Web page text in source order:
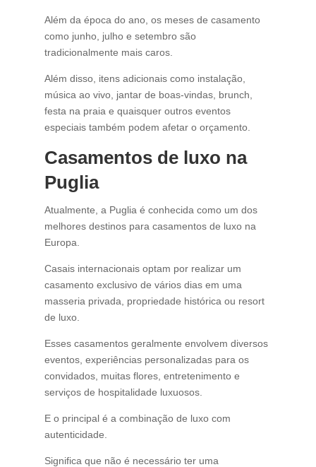
Além da época do ano, os meses de casamento
como junho, julho e setembro são
tradicionalmente mais caros.
Além disso, itens adicionais como instalação,
música ao vivo, jantar de boas-vindas, brunch,
festa na praia e quaisquer outros eventos
especiais também podem afetar o orçamento.
Casamentos de luxo na
Puglia
Atualmente, a Puglia é conhecida como um dos
melhores destinos para casamentos de luxo na
Europa.
Casais internacionais optam por realizar um
casamento exclusivo de vários dias em uma
masseria privada, propriedade histórica ou resort
de luxo.
Esses casamentos geralmente envolvem diversos
eventos, experiências personalizadas para os
convidados, muitas flores, entretenimento e
serviços de hospitalidade luxuosos.
E o principal é a combinação de luxo com
autenticidade.
Significa que não é necessário ter uma